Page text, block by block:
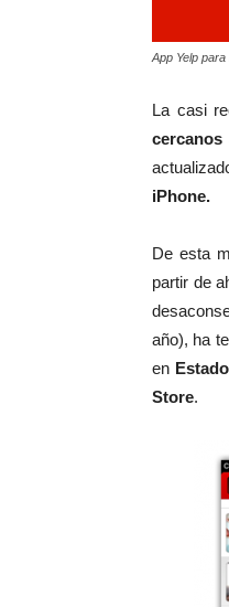
App Yelp para
La casi
cercanos
iPhone.
De esta
partir de
año), ha
en
Store.